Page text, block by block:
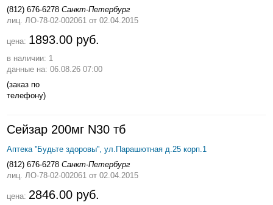
(812) 676-6278 Санкт-Петербург
лиц. ЛО-78-02-002061 от 02.04.2015
цена: 1893.00 руб.
в наличии: 1
данные на: 06.08.26 07:00
(заказ по
телефону)
Сейзар 200мг N30 тб
Аптека ''Будьте здоровы'', ул.Парашютная д.25 корп.1
(812) 676-6278 Санкт-Петербург
лиц. ЛО-78-02-002061 от 02.04.2015
цена: 2846.00 руб.